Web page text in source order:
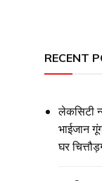
RECENT
लेकसिटी
भाईजान
घर